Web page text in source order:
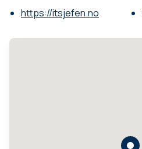
https://itsjefen.no